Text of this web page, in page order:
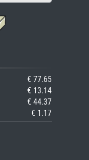
€ 77.65
€ 13.14
€ 44.37
€ 1.17